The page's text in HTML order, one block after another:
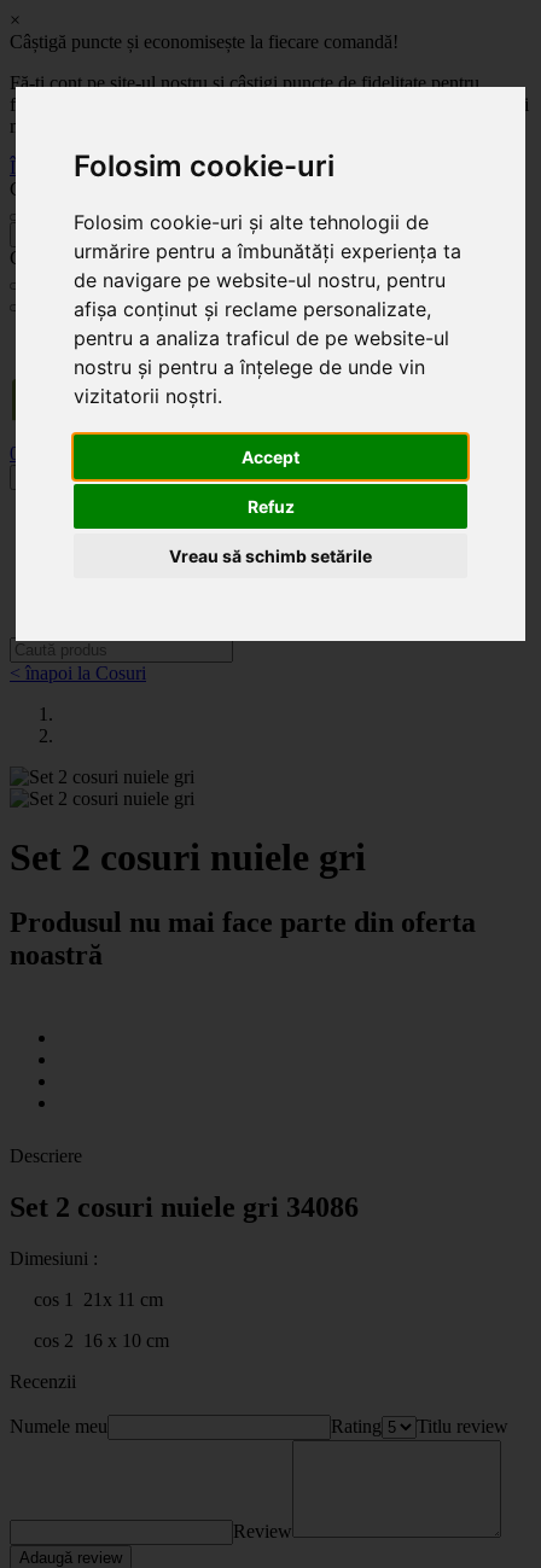
Folosim cookie-uri
Folosim cookie-uri și alte tehnologii de
urmărire pentru a îmbunătăți experiența ta
de navigare pe website-ul nostru, pentru
afișa conținut și reclame personalizate,
pentru a analiza traficul de pe website-ul
nostru și pentru a înțelege de unde vin
vizitatorii noștri.
Accept
Refuz
Vreau să schimb setările
×
Câștigă puncte și economisește la fiecare comandă!
Fă-ți cont pe site-ul nostru și câștigi puncte de fidelitate pentru
fiecare comandă! Cu cât comanzi mai mult, cu atât economisești mai
mult!
Înregistrează-te acum
Celoplast
Celoplast
Transportul este GRATUIT pentru comenzile mai mari de 350 Lei. Comanda minimă în
valoare de 100 Lei. Expediere în 1 - 2 zile lucrătoare.
0
Toggle navigation
< înapoi la Cosuri
Set 2 cosuri nuiele gri
Produsul nu mai face parte din oferta
noastră
Descriere
Set 2 cosuri nuiele gri 34086
Dimesiuni :
cos 1 21x 11 cm
cos 2 16 x 10 cm
Recenzii
Numele meu Rating Titlu review
Review
Adaugă review